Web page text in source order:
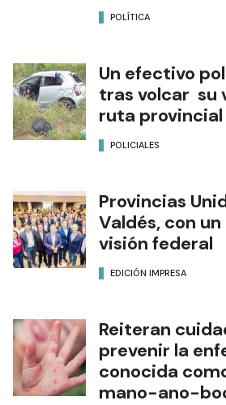
POLÍTICA
Un efectivo
tras volcar su
ruta provincial
POLICIALES
Provincias
Valdés, con
visión federal
EDICIÓN IMPRESA
Reiteran
prevenir la
conocida
mano-ano-